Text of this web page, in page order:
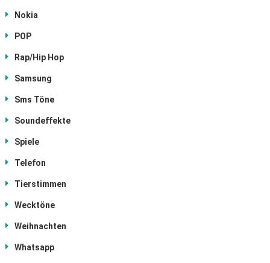
Nokia
POP
Rap/Hip Hop
Samsung
Sms Töne
Soundeffekte
Spiele
Telefon
Tierstimmen
Wecktöne
Weihnachten
Whatsapp